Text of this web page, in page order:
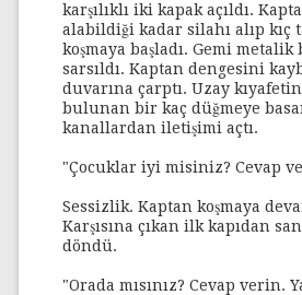
karşılıklı iki kapak açıldı.
alabildiği kadar silahı alıp kıç
koşmaya başladı. Gemi
sarsıldı. Kaptan dengesini
duvarına çarptı. Uzay
bulunan bir kaç düğmeye
kanallardan iletişimi açtı.
"Çocuklar iyi misiniz? Cevap
Sessizlik. Kaptan koşmaya
Karşısına çıkan ilk kapıdan
döndü.
"Orada mısınız? Cevap verin.